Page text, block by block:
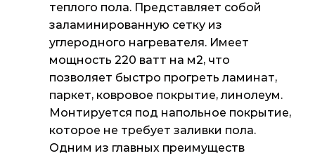
теплого пола. Представляет собой
заламинированную сетку из
углеродного нагревателя. Имеет
мощность 220 ватт на м2, что
позволяет быстро прогреть ламинат,
паркет, ковровое покрытие, линолеум.
Монтируется под напольное покрытие,
которое не требует заливки пола.
Одним из главных преимуществ